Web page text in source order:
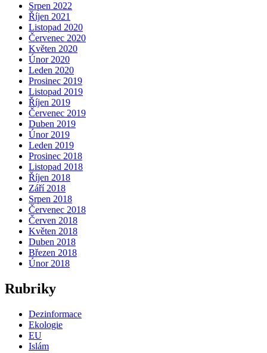
Srpen 2022
Říjen 2021
Listopad 2020
Červenec 2020
Květen 2020
Únor 2020
Leden 2020
Prosinec 2019
Listopad 2019
Říjen 2019
Červenec 2019
Duben 2019
Únor 2019
Leden 2019
Prosinec 2018
Listopad 2018
Říjen 2018
Září 2018
Srpen 2018
Červenec 2018
Červen 2018
Květen 2018
Duben 2018
Březen 2018
Únor 2018
Rubriky
Dezinformace
Ekologie
EU
Islám